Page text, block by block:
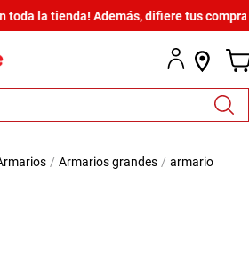
la tienda! Además, difiere tus compras
armarios armarios grandes
armario